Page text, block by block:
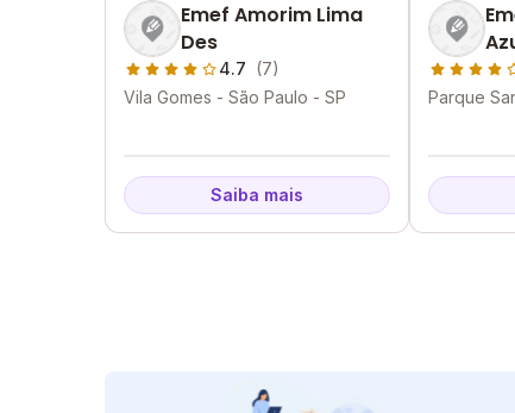
Emef Amorim Lima
Des
4.7 (7)
Vila Gomes - São Paulo - SP
Saiba mais
Parque